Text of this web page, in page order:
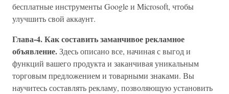
бесплатные инструменты Google и Microsoft, чтобы
улучшить свой аккаунт.
Глава-4. Как составить заманчивое рекламное
объявление.Здесь описано все, начиная с выгод и
функций вашего продукта и заканчивая уникальным
торговым предложением и товарными знаками. Вы
научитесь составлять рекламу, позволяющую установить